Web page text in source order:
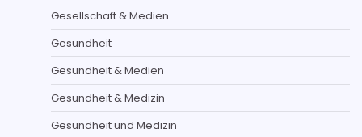
Gesellschaft & Medien
Gesundheit
Gesundheit & Medien
Gesundheit & Medizin
Gesundheit und Medizin